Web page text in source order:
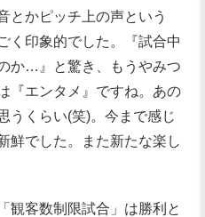
とかピッチ上の声という
く印象的でした。『試合中
か…』と驚き、もうやみつ
『エンタメ』ですね。あの
うくらい(笑)。今まで感じ
鮮でした。また新たな楽し
観客数制限試合」は勝利と